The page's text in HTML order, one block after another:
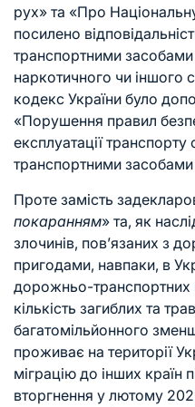
рух» та «Про
посилено
транспортними засобами
наркотичного чи іншого
кодекс України було
«Порушення правил
експлуатації
транспортними засобами
Проте замість
покаранням» та, як
злочинів, пов’язаних з
пригодами, навпаки, в
дорожньо-транспортних
кількість загиблих та
багатомільйонного
проживає на території
міграцію до інших країн
вторгнення у лютому